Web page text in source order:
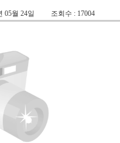
05월 24일 조회수 : 17004